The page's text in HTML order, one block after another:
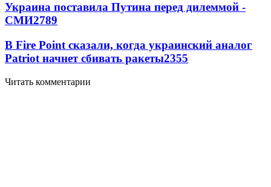
Украина поставила Путина перед дилеммой -
СМИ2789
В Fire Point сказали, когда украинский аналог
Patriot начнет сбивать ракеты2355
Читать комментарии